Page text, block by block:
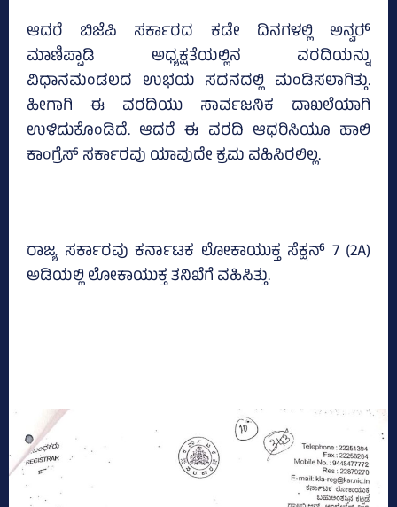
ಆದರೆ ಬಿಜೆಪಿ ಸರ್ಕಾರದ ಕಡೇ ದಿನಗಳಲ್ಲಿ ಅನ್ವರ್‍‌
ಮಾಣಿಪ್ಪಾಡಿ ಅಧ್ಯಕ್ಷತೆಯಲ್ಲಿನ ವರದಿಯನ್ನು
ವಿಧಾನಮಂಡಲದ ಉಭಯ ಸದನದಲ್ಲಿ ಮಂಡಿಸಲಾಗಿತ್ತು.
ಹೀಗಾಗಿ ಈ ವರದಿಯು ಸಾರ್ವಜನಿಕ ದಾಖಲೆಯಾಗಿ
ಉಳಿದುಕೊಂಡಿದೆ. ಆದರೆ ಈ ವರದಿ ಆಧರಿಸಿಯೂ ಹಾಲಿ
ಕಾಂಗ್ರೆಸ್‌ ಸರ್ಕಾರವು ಯಾವುದೇ ಕ್ರಮ ವಹಿಸಿರಲಿಲ್ಲ.
ರಾಜ್ಯ ಸರ್ಕಾರವು ಕರ್ನಾಟಕ ಲೋಕಾಯುಕ್ತ ಸೆಕ್ಷನ್‌ 7 (2A)
ಅಡಿಯಲ್ಲಿ ಲೋಕಾಯುಕ್ತ ತನಿಖೆಗೆ ವಹಿಸಿತ್ತು.